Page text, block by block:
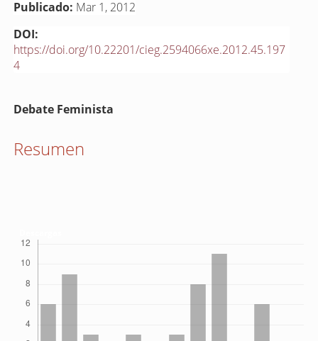
Publicado: Mar 1, 2012
DOI:
https://doi.org/10.22201/cieg.2594066xe.2012.45.197
4
Contenido
del
Debate Feminista
Resumen